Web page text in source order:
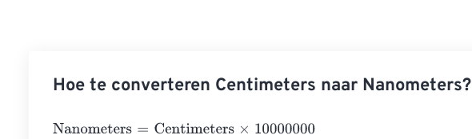
Hoe te converteren Centimeters naar Nanometers?
Nanometers= Centimeters×10000000